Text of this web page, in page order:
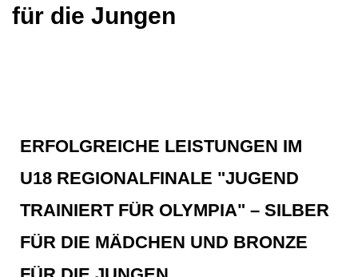
für die Jungen
ERFOLGREICHE LEISTUNGEN IM
U18 REGIONALFINALE "JUGEND
TRAINIERT FÜR OLYMPIA" – SILBER
FÜR DIE MÄDCHEN UND BRONZE